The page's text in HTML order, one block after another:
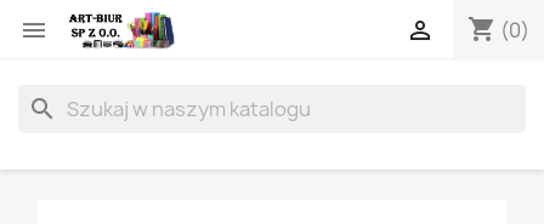
 shopping_cart (0)

search